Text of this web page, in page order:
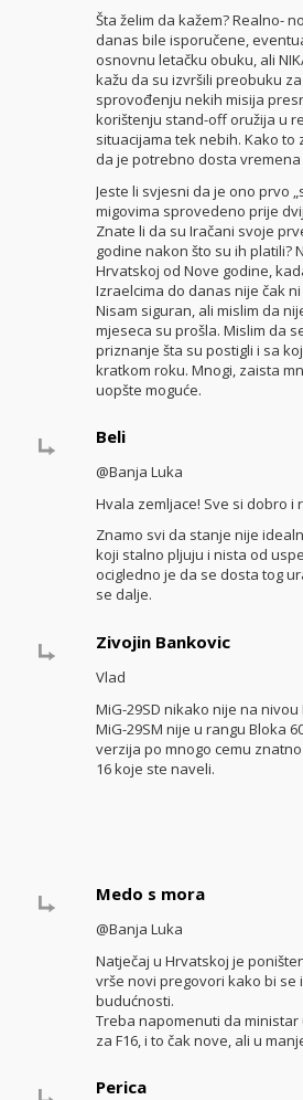
Šta želim da kažem? Realno-
danas bile isporučene,
osnovnu letačku obuku, ali
kažu da su izvršili preobuku
sprovođenju nekih misija
korištenju stand-off oružija u
situacijama tek nebih. Kako to
da je potrebno dosta
Jeste li svjesni da je ono prvo
migovima sprovedeno prije
Znate li da su Iračani svoje
godine nakon što su ih platili?
Hrvatskoj od Nove godine,
Izraelcima do danas nije čak
Nisam siguran, ali mislim da
mjeseca su prošla. Mislim da
priznanje šta su postigli i sa
kratkom roku. Mnogi, zaista
uopšte moguće.
Beli
@Banja Luka
Hvala zemljace! Sve si dobro i
Znamo svi da stanje nije
koji stalno pljuju i nista od
ocigledno je da se dosta tog
se dalje.
Zivojin Bankovic
Vlad
MiG-29SD nikako nije na nivou
MiG-29SM nije u rangu Bloka
verzija po mnogo cemu
16 koje ste naveli.
Medo s mora
@Banja Luka
Natječaj u Hrvatskoj je
vrše novi pregovori kako bi se
budućnosti.
Treba napomenuti da
za F16, i to čak nove, ali u
Perica